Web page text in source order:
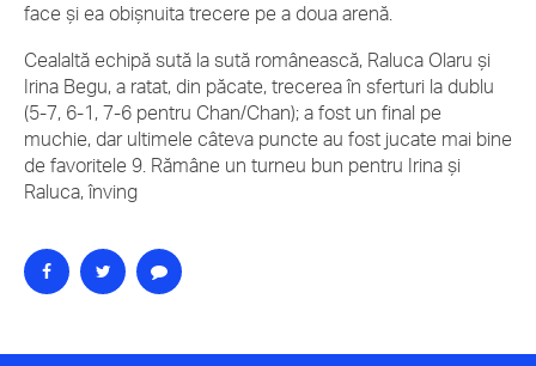
face și ea obișnuita trecere pe a doua arenă.
Cealaltă echipă sută la sută românească, Raluca Olaru și
Irina Begu, a ratat, din păcate, trecerea în sferturi la dublu
(5-7, 6-1, 7-6 pentru Chan/Chan); a fost un final pe
muchie, dar ultimele câteva puncte au fost jucate mai bine
de favoritele 9. Rămâne un turneu bun pentru Irina și
Raluca, înving